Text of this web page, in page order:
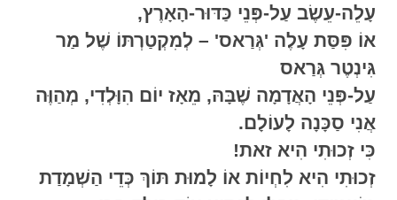
עָלֵה-עֵשֶׂב עַל-פְּנֵי כַּדּוּר-הָאָרֶץ,
אוֹ פִּסַּת עָלֶה 'גְּרַאס' – לְמִקְטַרְתּוֹ שֶׁל מַר
גִּינְטֶר גְּרַאס
עַל-פְּנֵי הָאֲדָמָה שֶׁבָּהּ, מֵאָז יוֹם הִוָּלְדִי, מְהַוֶּה
אֲנִי סַכָּנָה לָעוֹלָם.
כִּי זְכוּתִי הִיא זאת!
זְכוּתִי הִיא לִחְיוֹת אוֹ לָמוּת תּוֹךְ כְּדֵי הַשְׁמָדַת